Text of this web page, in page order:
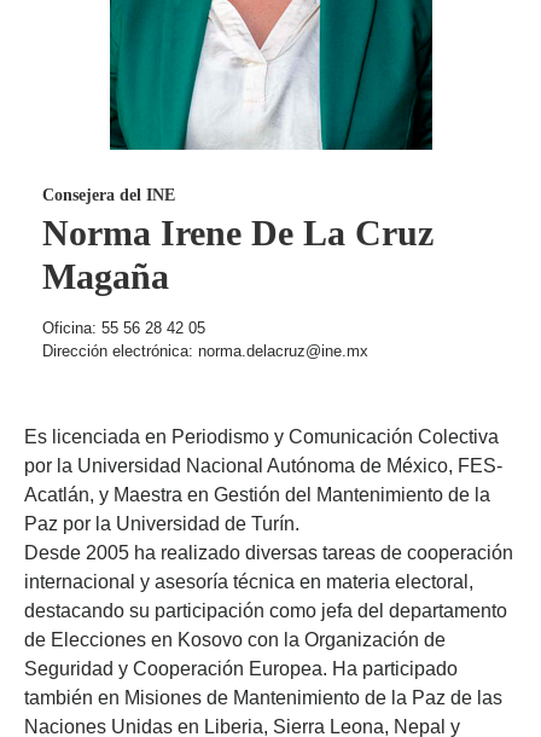
Consejera del INE
Norma Irene De La Cruz
Magaña
Oficina: 55 56 28 42 05
Dirección electrónica: norma.delacruz@ine.mx
Es licenciada en Periodismo y Comunicación Colectiva
por la Universidad Nacional Autónoma de México, FES-
Acatlán, y Maestra en Gestión del Mantenimiento de la
Paz por la Universidad de Turín.
Desde 2005 ha realizado diversas tareas de cooperación
internacional y asesoría técnica en materia electoral,
destacando su participación como jefa del departamento
de Elecciones en Kosovo con la Organización de
Seguridad y Cooperación Europea. Ha participado
también en Misiones de Mantenimiento de la Paz de las
Naciones Unidas en Liberia, Sierra Leona, Nepal y